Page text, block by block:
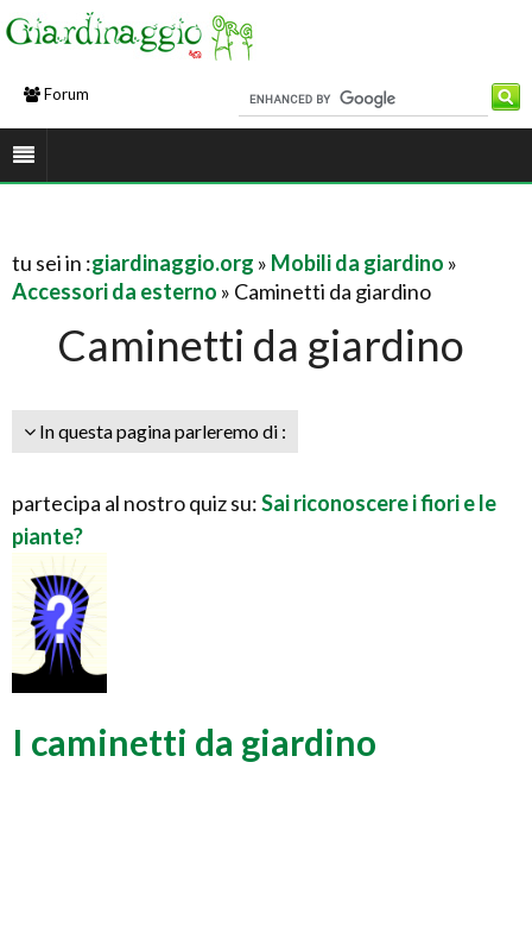
Forum
tu sei in :giardinaggio.org » Mobili da giardino »
Accessori da esterno » Caminetti da giardino
Caminetti da giardino
In questa pagina parleremo di :
partecipa al nostro quiz su:Sai riconoscere i fiori e le
piante?
I caminetti da giardino